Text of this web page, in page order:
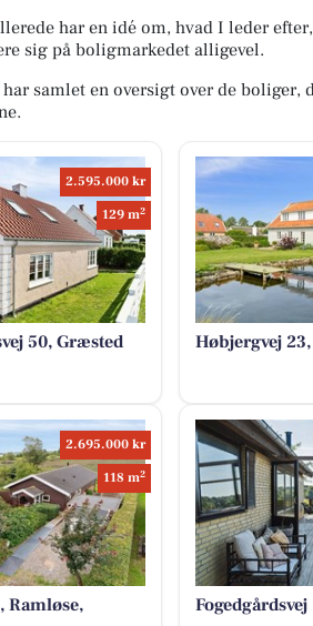
har en idé om, hvad I leder
sig på boligmarkedet alligevel.
samlet en oversigt over de boliger,
2.595.000 kr
129 m2
50, Græsted Høbjergvej
2.695.000 kr
118 m2
Ramløse,